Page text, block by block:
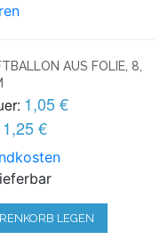
AUS FOLIE, 8,
1,05 €
1,25 €
LEGEN